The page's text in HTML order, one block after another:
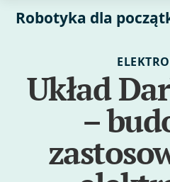
Robotyka dla
Układ
–